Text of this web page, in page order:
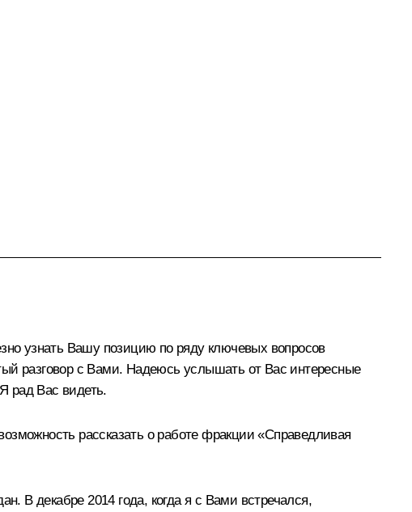
узнать Вашу позицию по ряду ключевых вопросов
разговор с Вами. Надеюсь услышать от Вас интересные
рад Вас видеть.
рассказать о работе фракции «Справедливая
В декабре 2014 года, когда я с Вами встречался,